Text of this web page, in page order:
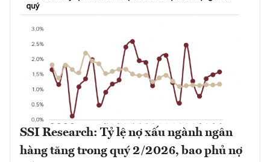
SSI Research: Tỷ lệ nợ xấu ngành ngân
hàng tăng trong quý 2/2026, bao phủ nợ